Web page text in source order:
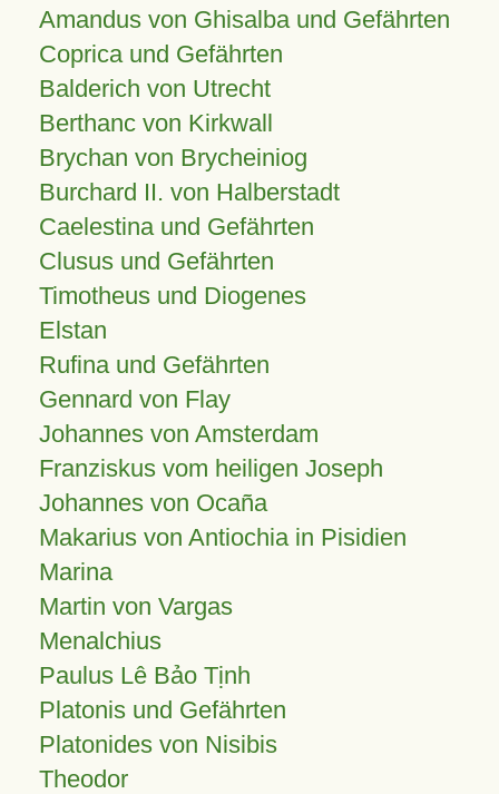
Amandus von Ghisalba und Gefährten
Coprica und Gefährten
Balderich von Utrecht
Berthanc von Kirkwall
Brychan von Brycheiniog
Burchard II. von Halberstadt
Caelestina und Gefährten
Clusus und Gefährten
Timotheus und Diogenes
Elstan
Rufina und Gefährten
Gennard von Flay
Johannes von Amsterdam
Franziskus vom heiligen Joseph
Johannes von Ocaña
Makarius von Antiochia in Pisidien
Marina
Martin von Vargas
Menalchius
Paulus Lê Bảo Tịnh
Platonis und Gefährten
Platonides von Nisibis
Theodor